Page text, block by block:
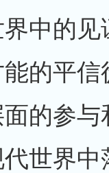
中的见
的平信
的参与
世界中